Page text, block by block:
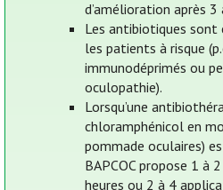
d’amélioration après 3
Les antibiotiques sont
les patients à risque
immunodéprimés ou
oculopathie).
Lorsqu’une
chloramphénicol en
pommade oculaires)
BAPCOC propose 1
heures ou 2 à 4